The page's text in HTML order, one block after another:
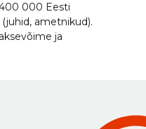
000 Eesti
ametnikud).
ja